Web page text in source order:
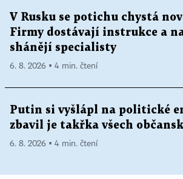
V Rusku se potichu chystá
Firmy dostávají instrukce a
shánějí specialisty
6. 8. 2026 ▪ 4 min. čtení
Putin si vyšlápl na politické
zbavil je takřka všech
6. 8. 2026 ▪ 4 min. čtení